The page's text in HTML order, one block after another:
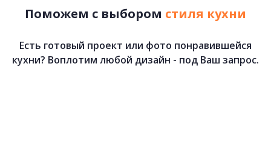
Поможем с выбором стиля кухни
Есть готовый проект или фото понравившейся
кухни? Воплотим любой дизайн - под Ваш запрос.